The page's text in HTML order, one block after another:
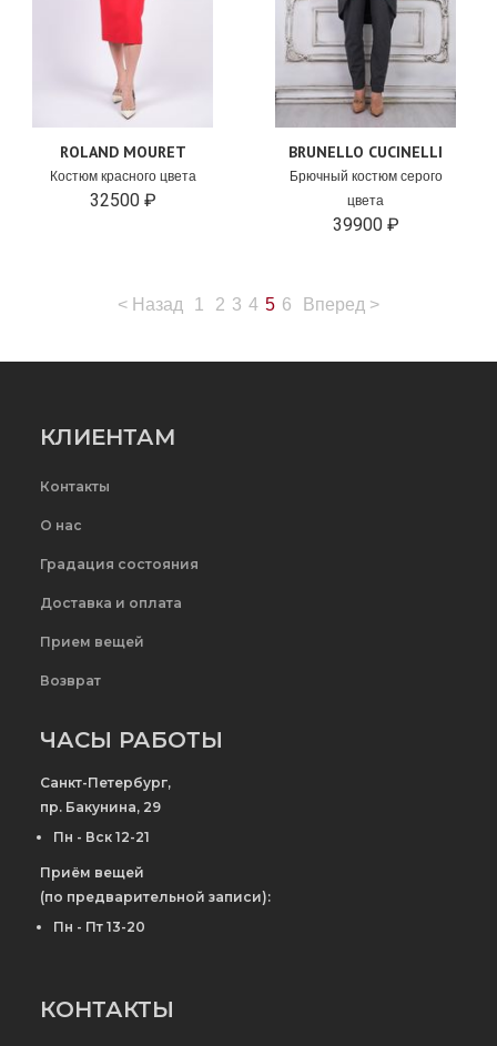
ROLAND MOURET
Костюм красного цвета
32500 ₽
BRUNELLO CUCINELLI
Брючный костюм серого
цвета
39900 ₽
< Назад 1 2 3 4 5 6 Вперед >
КЛИЕНТАМ
Контакты
О нас
Градация состояния
Доставка и оплата
Прием вещей
Возврат
ЧАСЫ РАБОТЫ
Санкт-Петербург,
пр. Бакунина, 29
Пн - Вск 12-21
Приём вещей
(по предварительной записи):
Пн - Пт 13-20
КОНТАКТЫ